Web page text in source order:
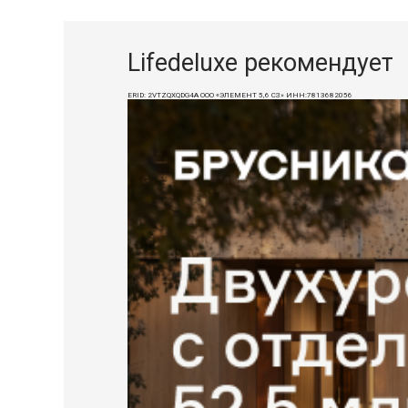
Lifedeluxe рекомендует
ERID: 2VTZQXQDG4A ООО «ЭЛЕМЕНТ 5,6 СЗ» ИНН:7813682056